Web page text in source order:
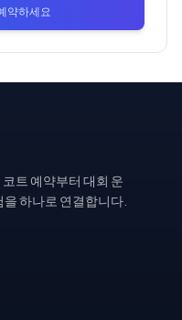
약하세요
트 예약부터 대회 운
하나로 연결합니다.